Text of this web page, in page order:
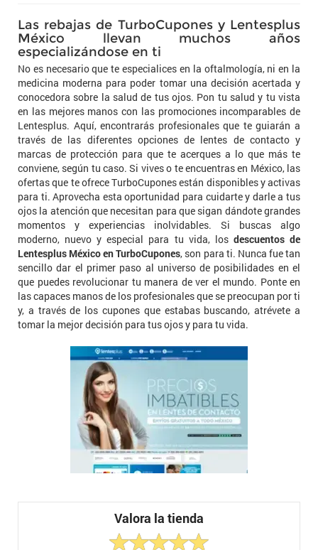
Las rebajas de TurboCupones y Lentesplus
México llevan muchos años
especializándose en ti
No es necesario que te especialices en la oftalmología, ni en la
medicina moderna para poder tomar una decisión acertada y
conocedora sobre la salud de tus ojos. Pon tu salud y tu vista
en las mejores manos con las promociones incomparables de
Lentesplus. Aquí, encontrarás profesionales que te guiarán a
través de las diferentes opciones de lentes de contacto y
marcas de protección para que te acerques a lo que más te
conviene, según tu caso. Si vives o te encuentras en México, las
ofertas que te ofrece TurboCupones están disponibles y activas
para ti. Aprovecha esta oportunidad para cuidarte y darle a tus
ojos la atención que necesitan para que sigan dándote grandes
momentos y experiencias inolvidables. Si buscas algo
moderno, nuevo y especial para tu vida, los descuentos de
Lentesplus México en TurboCupones, son para ti. Nunca fue tan
sencillo dar el primer paso al universo de posibilidades en el
que puedes revolucionar tu manera de ver el mundo. Ponte en
las capaces manos de los profesionales que se preocupan por ti
y, a través de los cupones que estabas buscando, atrévete a
tomar la mejor decisión para tus ojos y para tu vida.
Valora la tienda